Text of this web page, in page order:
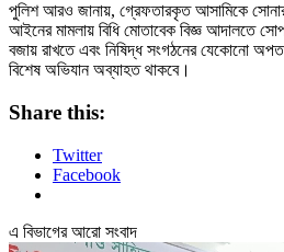
পুলিশ আরও জানায়, গ্রেফতারকৃত আসামিকে
আইনের মামলায় বিধি মোতাবেক বিজ্ঞ আদালতে
বজায় রাখতে এবং নিষিদ্ধ সংগঠনের যেকোনো
বিশেষ অভিযান অব্যাহত থাকবে।
Share this:
Twitter
Facebook
এ বিভাগের আরো সংবাদ